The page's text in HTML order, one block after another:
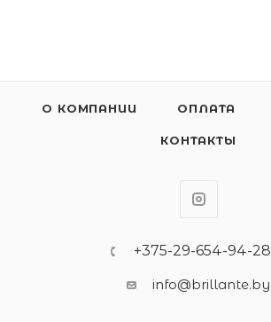
О КОМПАНИИ ОПЛАТА
КОНТАКТЫ
+375-29-654-94-28
info@brillante.by